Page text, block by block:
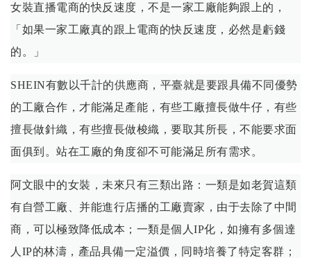
女裝直播電商的快反速度，不是一家工廠能夠跟上的，
「如果一家工廠真的跟上電商的快反速度，必然是虧錢
的。」
SHEIN有數以千計的供應商，平臺就是要跟具備不同優勢
的工廠合作，才能滿足產能，有些工廠擅長做牛仔，有些
擅長做針織，有些擅長做梭織，要取其所長，不能要求面
面俱到。站在工廠的角度卻不可能滿足所有需求。
阿文眼中的女裝，未來只有三類出路：一類是如老賀這類
有自營工廠、并能進行店播的工廠賣家，由于去除了中間
商，可以極致降低成本；一類是個人IP化，如擁有多個達
人IP的林濤，產品具備一定溢價，同時培養了特定客群；